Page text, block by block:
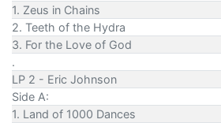
1. Zeus in Chains
2. Teeth of the Hydra
3. For the Love of God
.
LP 2 - Eric Johnson
Side A:
1. Land of 1000 Dances